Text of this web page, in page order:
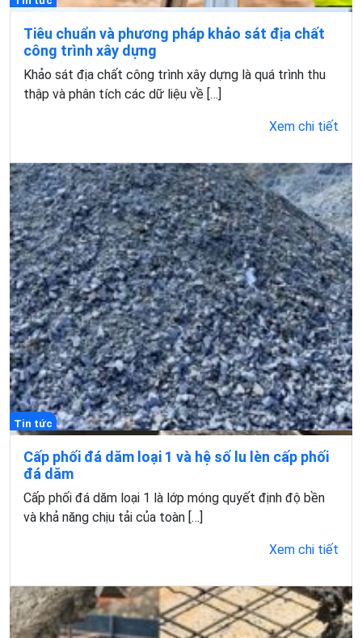
Tiêu chuẩn và phương pháp khảo sát địa chất
công trình xây dựng​
Khảo sát địa chất công trình xây dựng là quá trình thu
thập và phân tích các dữ liệu về […]
Xem chi tiết
Tin tức
Cấp phối đá dăm loại 1 và hệ số lu lèn cấp phối
đá dăm
Cấp phối đá dăm loại 1 là lớp móng quyết định độ bền
và khả năng chịu tải của toàn […]
Xem chi tiết